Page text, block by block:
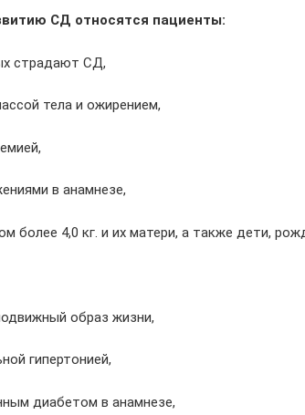
СД относятся пациенты:
страдают СД,
тела и ожирением,
в анамнезе,
более 4,0 кг. и их матери, а также дети,
образ жизни,
гипертонией,
диабетом в анамнезе,